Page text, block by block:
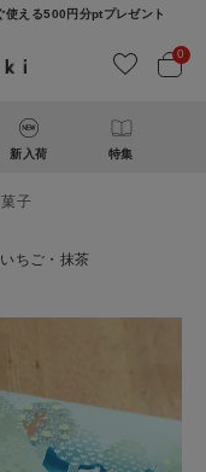
える500円分ptプレゼント
0
新入荷 特集
子
ちご・抹茶